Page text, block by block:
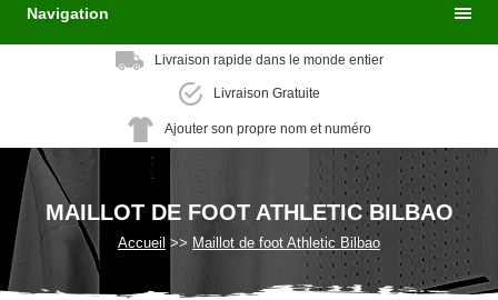
Navigation
Livraison rapide dans le monde entier
Livraison Gratuite
Ajouter son propre nom et numéro
MAILLOT DE FOOT ATHLETIC BILBAO
Accueil Maillot de foot Athletic Bilbao